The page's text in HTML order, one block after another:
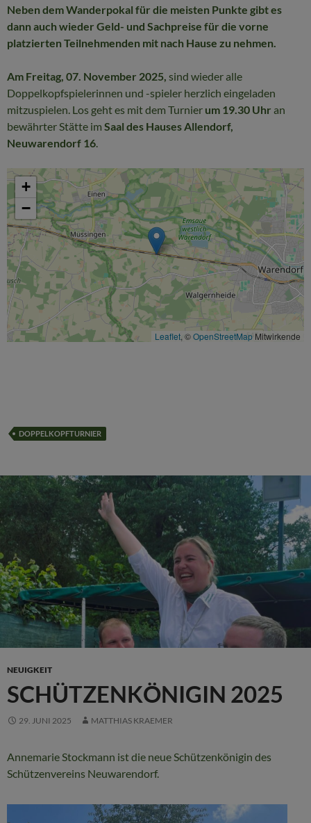
Neben dem Wanderpokal für die meisten Punkte gibt es
dann auch wieder Geld- und Sachpreise für die vorne
platzierten Teilnehmenden mit nach Hause zu nehmen.
Am Freitag, 07. November 2025, sind wieder alle
Doppelkopfspielerinnen und -spieler herzlich eingeladen
mitzuspielen. Los geht es mit dem Turnier um 19.30 Uhr an
bewährter Stätte im Saal des Hauses Allendorf,
Neuwarendorf 16
+
−
Leaflet, ©OpenStreetMap Mitwirkende
DOPPELKOPFTURNIER
NEUIGKEIT
SCHÜTZENKÖNIGIN 2025
29. JUNI 2025 MATTHIAS KRAEMER
Annemarie Stockmann ist die neue Schützenkönigin des
Schützenvereins Neuwarendorf.